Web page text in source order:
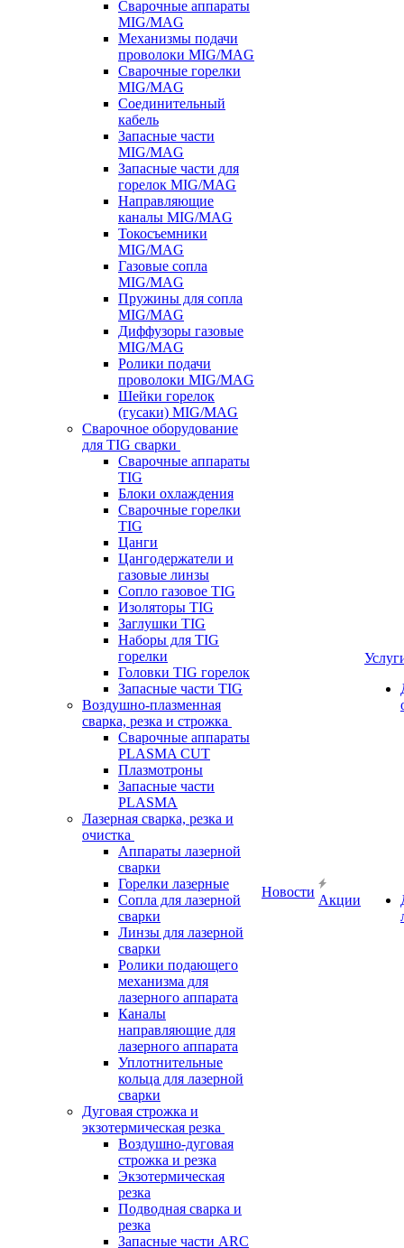
Сварочные аппараты
MIG/MAG
Механизмы подачи
проволоки MIG/MAG
Сварочные горелки
MIG/MAG
Соединительный
кабель
Запасные части
MIG/MAG
Запасные части для
горелок MIG/MAG
Направляющие
каналы MIG/MAG
Токосъемники
MIG/MAG
Газовые сопла
MIG/MAG
Пружины для сопла
MIG/MAG
Диффузоры газовые
MIG/MAG
Ролики подачи
проволоки MIG/MAG
Шейки горелок
(гусаки) MIG/MAG
Сварочное оборудование
для TIG сварки
Сварочные аппараты
TIG
Блоки охлаждения
Сварочные горелки
TIG
Цанги
Цангодержатели и
газовые линзы
Сопло газовое TIG
Изоляторы TIG
Заглушки TIG
Наборы для TIG
горелки
Головки TIG горелок
Запасные части TIG
Воздушно-плазменная
сварка, резка и строжка
Сварочные аппараты
PLASMA CUT
Плазмотроны
Запасные части
PLASMA
Лазерная сварка, резка и
очистка
Аппараты лазерной
сварки
Горелки лазерные
Сопла для лазерной
сварки
Линзы для лазерной
сварки
Ролики подающего
механизма для
лазерного аппарата
Каналы
направляющие для
лазерного аппарата
Уплотнительные
кольца для лазерной
сварки
Дуговая строжка и
экзотермическая резка
Воздушно-дуговая
строжка и резка
Экзотермическая
резка
Подводная сварка и
резка
Запасные части ARC
Новости
Акции